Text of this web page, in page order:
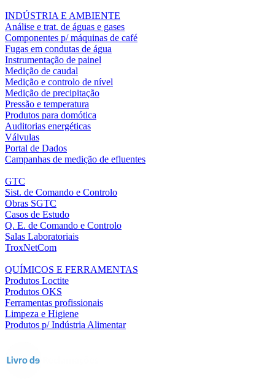
INDÚSTRIA E AMBIENTE
Análise e trat. de águas e gases
Componentes p/ máquinas de café
Fugas em condutas de água
Instrumentação de painel
Medição de caudal
Medição e controlo de nível
Medição de precipitação
Pressão e temperatura
Produtos para domótica
Auditorias energéticas
Válvulas
Portal de Dados
Campanhas de medição de efluentes
GTC
Sist. de Comando e Controlo
Obras SGTC
Casos de Estudo
Q. E. de Comando e Controlo
Salas Laboratoriais
TroxNetCom
QUÍMICOS E FERRAMENTAS
Produtos Loctite
Produtos OKS
Ferramentas profissionais
Limpeza e Higiene
Produtos p/ Indústria Alimentar